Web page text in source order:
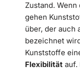
Zustand.
gehen
über, der auch
bezeichnet
Kunststoffe
Flexibilität auf.